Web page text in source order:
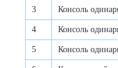
3 Консоль
4 Консоль
5 Консоль